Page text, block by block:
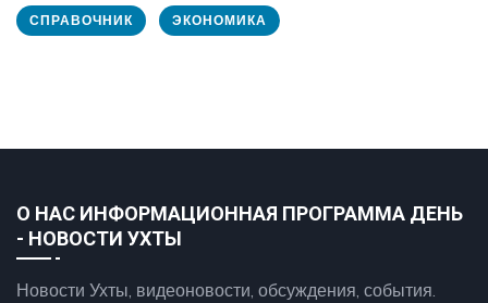
СПРАВОЧНИК ЭКОНОМИКА
О НАС ИНФОРМАЦИОННАЯ ПРОГРАММА ДЕНЬ
- НОВОСТИ УХТЫ
Новости Ухты, видеоновости, обсуждения, события.